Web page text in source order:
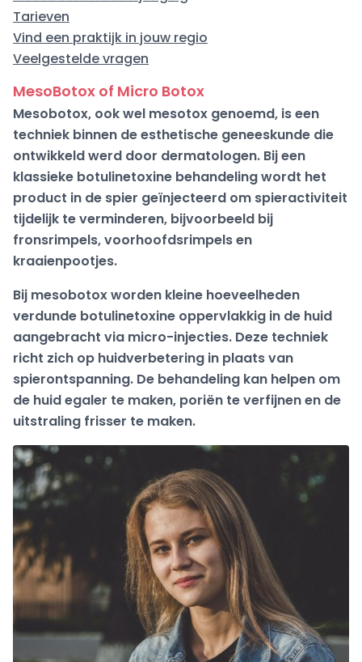
Tarieven
Vind een praktijk in jouw regio
Veelgestelde vragen
MesoBotox of Micro Botox
Mesobotox, ook wel mesotox genoemd, is een
techniek binnen de esthetische geneeskunde die
ontwikkeld werd door dermatologen. Bij een
klassieke botulinetoxine behandeling wordt het
product in de spier geïnjecteerd om spieractiviteit
tijdelijk te verminderen, bijvoorbeeld bij
fronsrimpels, voorhoofdsrimpels en
kraaienpootjes.
Bij mesobotox worden kleine hoeveelheden
verdunde botulinetoxine oppervlakkig in de huid
aangebracht via micro-injecties. Deze techniek
richt zich op huidverbetering in plaats van
spierontspanning. De behandeling kan helpen om
de huid egaler te maken, poriën te verfijnen en de
uitstraling frisser te maken.